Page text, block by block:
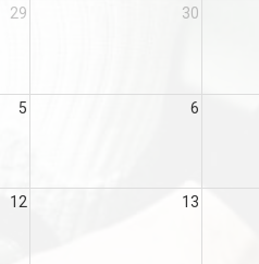
29 30
5 6
12 13